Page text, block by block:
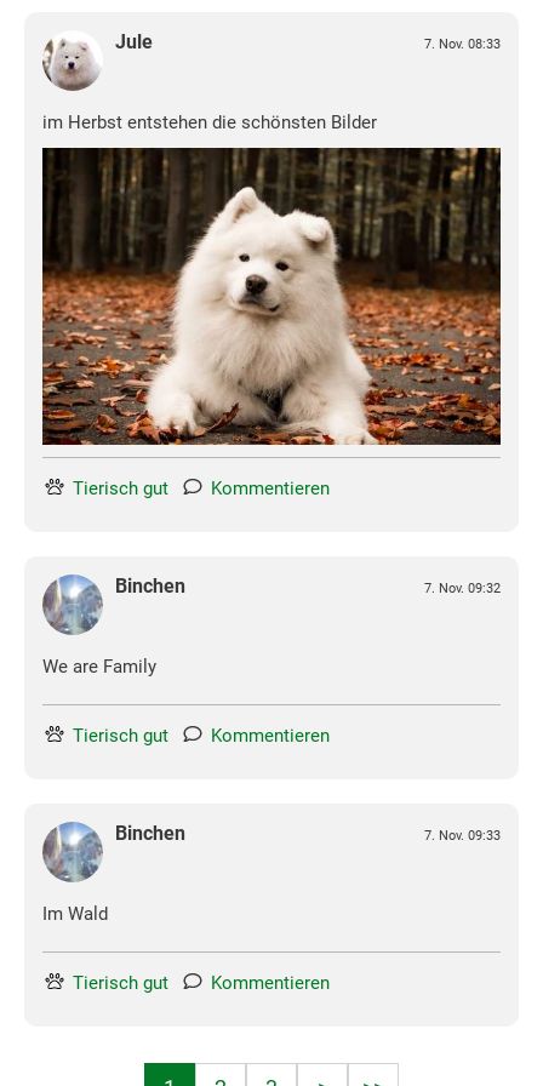
Jule 7. Nov. 08:33
im Herbst entstehen die schönsten Bilder
Tierisch gut Kommentieren
Binchen 7. Nov. 09:32
We are Family
Tierisch gut Kommentieren
Binchen 7. Nov. 09:33
Im Wald
Tierisch gut Kommentieren